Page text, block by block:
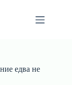
едва не